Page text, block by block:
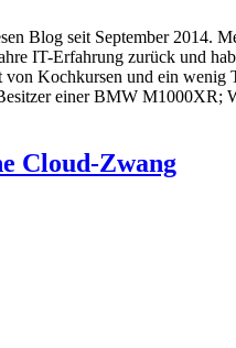
Blog seit September 2014.
IT-Erfahrung zurück und
Kochkursen und ein
einer BMW M1000XR;
Cloud-Zwang